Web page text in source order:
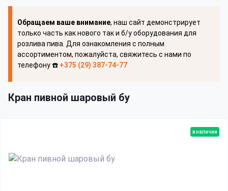
Обращаем ваше внимание, наш сайт демонстрирует
только часть как нового так и б/у оборудования для
розлива пива. Для ознакомления с полным
ассортиментом, пожалуйста, свяжитесь с нами по
телефону ☎️ +375 (29) 387-74-77
Кран пивной шаровый бу
в наличии